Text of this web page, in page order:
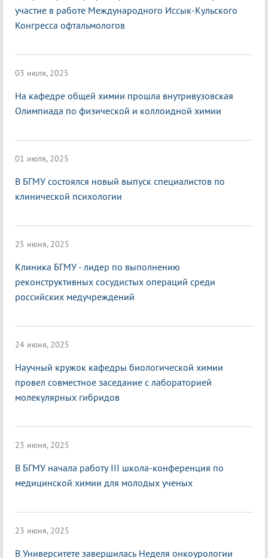
участие в работе Международного Иссык-Кульского
Конгресса офтальмологов
03 июля, 2025
На кафедре общей химии прошла внутривузовская
Олимпиада по физической и коллоидной химии
01 июля, 2025
В БГМУ состоялся новый выпуск специалистов по
клинической психологии
25 июня, 2025
Клиника БГМУ - лидер по выполнению
реконструктивных сосудистых операций среди
российских медучреждений
24 июня, 2025
Научный кружок кафедры биологической химии
провел совместное заседание с лабораторией
молекулярных гибридов
23 июня, 2025
В БГМУ начала работу III школа-конференция по
медицинской химии для молодых ученых
23 июня, 2025
В Университете завершилась Неделя онкоурологии